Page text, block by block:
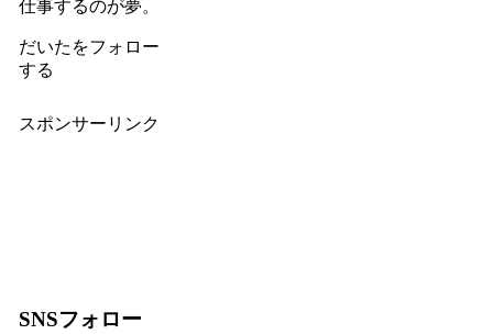
仕事するのが夢。
だいたをフォロー
する
スポンサーリンク
SNSフォロー